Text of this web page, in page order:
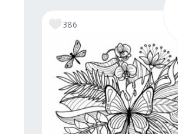
386